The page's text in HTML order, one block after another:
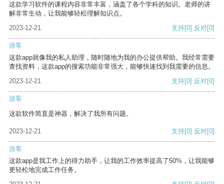
这款学习软件的课程内容非常丰富，涵盖了各个学科的知识。老师的讲
解非常生动，让我能够轻松理解知识点。
2023-12-21
支持[0] 反对[0]
游客
这款app就像我的私人助理，随时随地为我的办公提供帮助。我经常需要
查找资料，这款app的搜索功能非常强大，能够快速找到我需要的信息。
2023-12-21
支持[0] 反对[0]
游客
这款软件简直是神器，解决了我所有问题。
2023-12-21 支持[0] 反对[0]
游客
这款app是我工作上的得力助手，让我的工作效率提高了50%，让我能够
更轻松地完成工作任务。